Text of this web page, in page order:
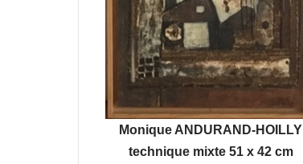
Monique ANDURAND-HOILLY
technique mixte 51 x 42 cm